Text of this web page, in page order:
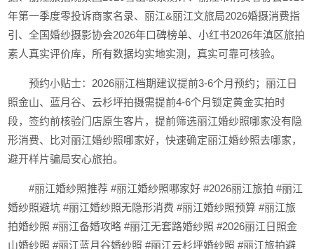
年第一季度零投诉商家名录、丽江&丽江文旅局2026婚摄消费指
引、全国婚纱摄影协会2026年口碑榜单、小红书2026年滇区旅拍
素人真实评价库，所有数据均实地实测，真实可靠可核验。
预约小贴士：2026丽江档期建议提前3-6个月预约；丽江日
照金山、蓝月谷、云杉坪拍摄需提前4-6个月锁定黄金实拍时
段，签约前核验门店原生客片，提前筛选丽江婚纱照哪家没有隐
形消费、比对丽江婚纱照哪家好，快速确定丽江婚纱照去哪家，
避开样片骗局安心旅拍。
#丽江婚纱照推荐 #丽江婚纱照哪家好 #2026丽江旅拍 #丽江
婚纱照避坑 #丽江婚纱照无隐形消费 #丽江婚纱照预算 #丽江旅
拍婚纱照 #丽江备婚攻略 #丽江无套路婚纱照 #2026丽江日照金
山婚纱照 #丽江蓝月谷婚纱照 #丽江云杉坪婚纱照 #丽江旅拍避